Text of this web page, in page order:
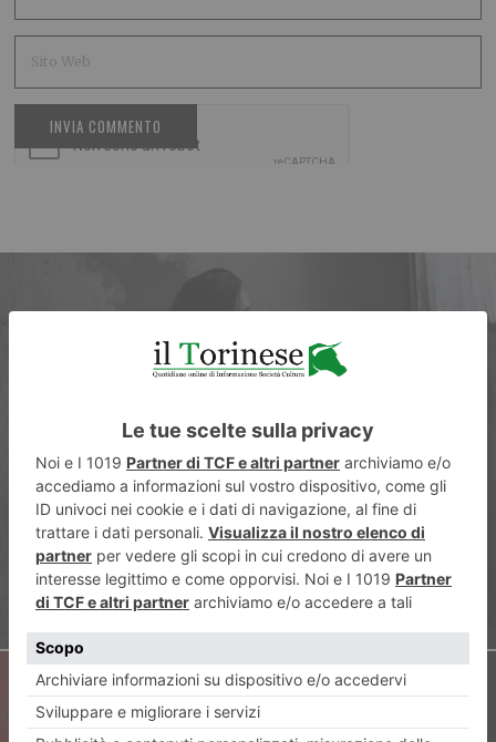
Incontrarsi a “CAMERA” con
Cristina de Middel